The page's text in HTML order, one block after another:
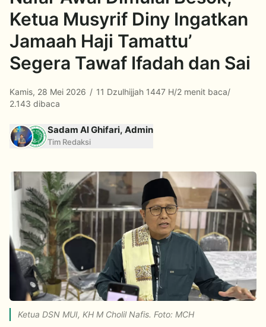
Ketua Musyrif Diny Ingatkan
Jamaah Haji Tamattu’
Segera Tawaf Ifadah dan Sai
Kamis, 28 Mei 2026 / 11 Dzulhijjah 1447 H/2 menit baca/
2.143 dibaca
Sadam Al Ghifari, Admin
Tim Redaksi
Ketua DSN MUI, KH M Cholil Nafis. Foto: MCH